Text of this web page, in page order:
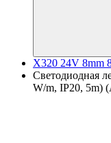
X320 24V 8mm
Светодиодная
W/m, IP20, 5m)